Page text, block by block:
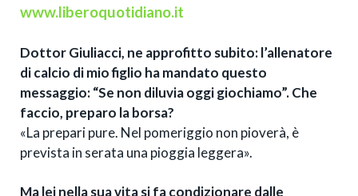
www.liberoquotidiano.it
Dottor Giuliacci, ne approfitto subito: l’allenatore
di calcio di mio figlio ha mandato questo
messaggio: “Se non diluvia oggi giochiamo”. Che
faccio, preparo la borsa?
«La prepari pure. Nel pomeriggio non pioverà, è
prevista in serata una pioggia leggera».
Ma lei nella sua vita si fa condizionare dalle